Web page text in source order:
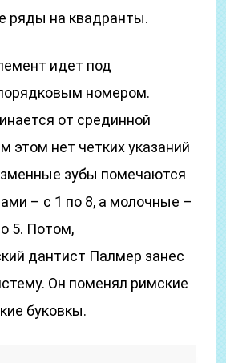
ряды на квадранты.
идет под
номером.
от срединной
этом нет четких указаний
зубы помечаются
– с 1 по 8, а молочные –
5. Потом,
дантист Палмер занес
Он поменял римские
буковкы.